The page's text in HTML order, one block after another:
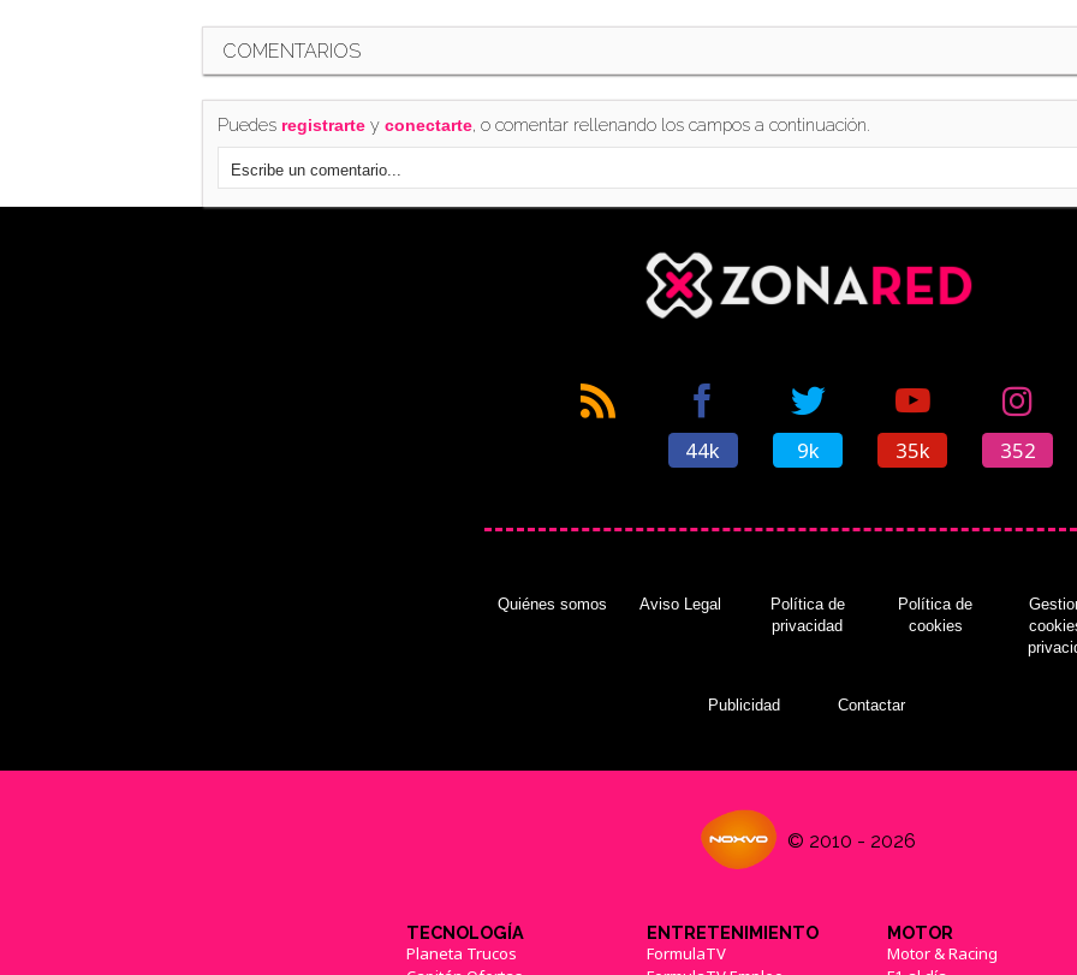
COMENTARIOS
Puedes registrartey conectarte, o comentar rellenando los campos a continuación.
44k 9k 35k 352
Quiénes somos Aviso Legal
Política de
privacidad
Política de
cookies
Publicidad Contactar
© 2010 - 2026
TECNOLOGÍA
Planeta Trucos
ENTRETENIMIENTO
FormulaTV
MOTOR
Motor & Racing